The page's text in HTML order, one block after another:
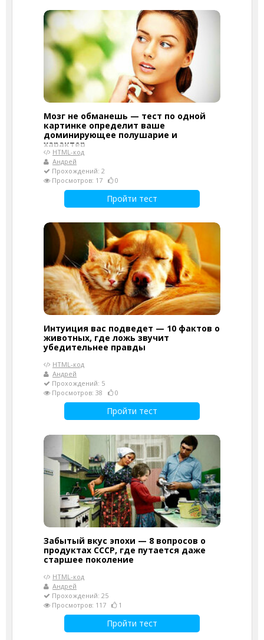
Мозг не обманешь — тест по одной
картинке определит ваше
доминирующее полушарие и
характер
HTML-код
Андрей
Прохождений: 2
Просмотров: 17
0
Пройти тест
Интуиция вас подведет — 10 фактов о
животных, где ложь звучит
убедительнее правды
HTML-код
Андрей
Прохождений: 5
Просмотров: 38
0
Пройти тест
Забытый вкус эпохи — 8 вопросов о
продуктах СССР, где путается даже
старшее поколение
HTML-код
Андрей
Прохождений: 25
Просмотров: 117
1
Пройти тест